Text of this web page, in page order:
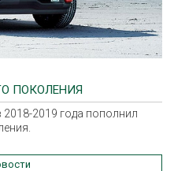
ПОКОЛЕНИЯ
2019 года пополнил